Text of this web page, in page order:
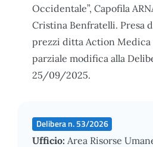
Occidentale”, Capofila
Cristina Benfratelli. Presa
prezzi ditta Action Medica
parziale modifica alla
25/09/2025.
Delibera n. 53/2026
Ufficio: Area Risorse